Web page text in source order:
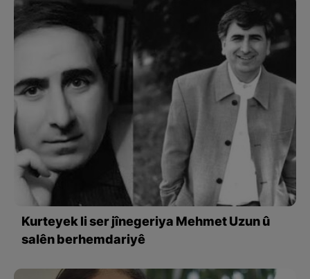
Kurteyek li ser jînegeriya Mehmet Uzun û
salên berhemdariyê